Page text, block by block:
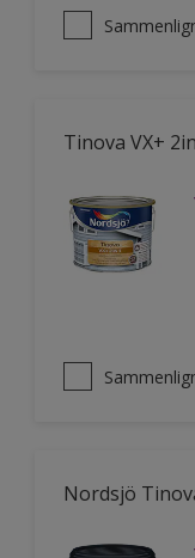
Tinova VX+
Nordsjö